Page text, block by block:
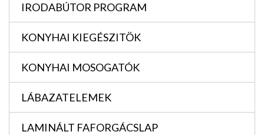
IRODABÚTOR PROGRAM
KONYHAI KIEGÉSZITÖK
KONYHAI MOSOGATÓK
LÁBAZATELEMEK
LAMINÁLT FAFORGÁCSLAP